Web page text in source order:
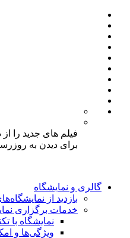
فیلم های جدید را
برای دیدن به
گالری و نمایشگاه
بازدید از
خدمات برگزاری
نمایشگاه
ویژگی‌ها و